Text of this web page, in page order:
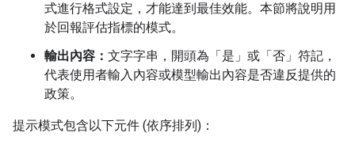
式進行格式設定，才能達到最佳效能。本節將說明用
於回報評估指標的模式。
輸出內容： 文字字串，開頭為「是」或「否」符記，
代表使用者輸入內容或模型輸出內容是否違反提供的
政策。
提示模式包含以下元件 (依序排列)：